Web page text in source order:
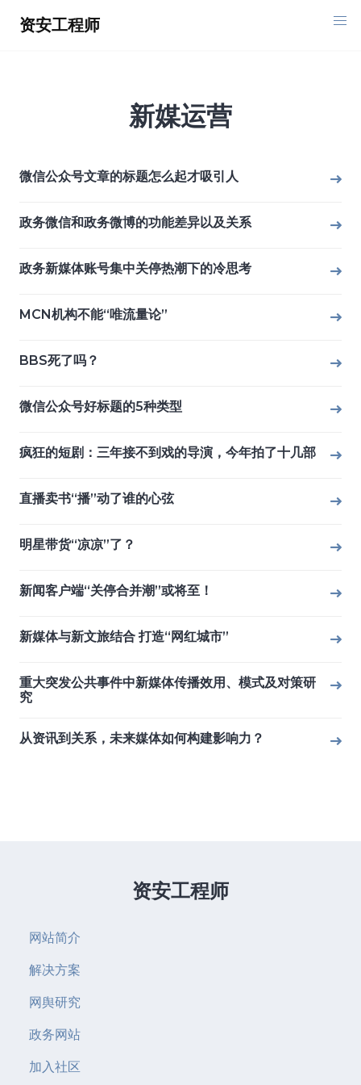
资安工程师
新媒运营
微信公众号文章的标题怎么起才吸引人
政务微信和政务微博的功能差异以及关系
政务新媒体账号集中关停热潮下的冷思考
MCN机构不能“唯流量论”
BBS死了吗？
微信公众号好标题的5种类型
疯狂的短剧：三年接不到戏的导演，今年拍了十几部
直播卖书“播”动了谁的心弦
明星带货“凉凉”了？
新闻客户端“关停合并潮”或将至！
新媒体与新文旅结合 打造“网红城市”
重大突发公共事件中新媒体传播效用、模式及对策研
究
从资讯到关系，未来媒体如何构建影响力？
资安工程师
网站简介
解决方案
网舆研究
政务网站
加入社区